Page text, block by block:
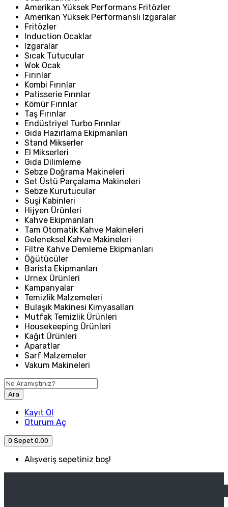
Amerikan Yüksek Performans Fritözler
Amerikan Yüksek Performanslı Izgaralar
Fritözler
Induction Ocaklar
Izgaralar
Sıcak Tutucular
Wok Ocak
Fırınlar
Kombi Fırınlar
Patisserie Fırınlar
Kömür Fırınlar
Taş Fırınlar
Endüstriyel Turbo Fırınlar
Gıda Hazırlama Ekipmanları
Stand Mikserler
El Mikserleri
Gıda Dilimleme
Sebze Doğrama Makineleri
Set Üstü Parçalama Makineleri
Sebze Kurutucular
Suşi Kabinleri
Hijyen Ürünleri
Kahve Ekipmanları
Tam Otomatik Kahve Makineleri
Geleneksel Kahve Makineleri
Filtre Kahve Demleme Ekipmanları
Öğütücüler
Barista Ekipmanları
Urnex Ürünleri
Kampanyalar
Temizlik Malzemeleri
Bulaşık Makinesi Kimyasalları
Mutfak Temizlik Ürünleri
Housekeeping Ürünleri
Kağıt Ürünleri
Aparatlar
Sarf Malzemeler
Vakum Makineleri
Ara
Kayıt Ol
Oturum Aç
0 Sepet 0.00
Alışveriş sepetiniz boş!